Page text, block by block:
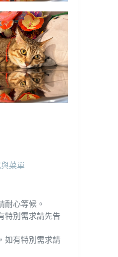
菜單
耐心等候。
特別需求請先告
如有特別需求請